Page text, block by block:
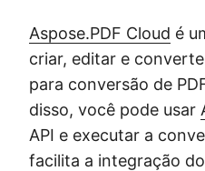
Aspose.PDF Cloud é
criar, editar e
para conversão de
disso, você pode usar
API e executar a
facilita a integração